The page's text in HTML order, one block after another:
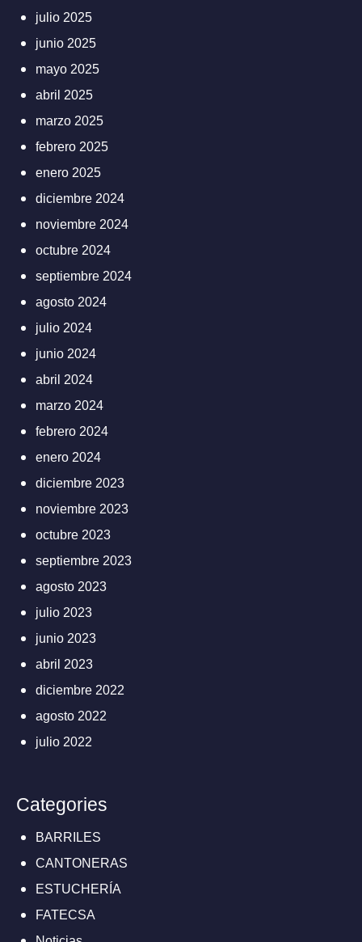
julio 2025
junio 2025
mayo 2025
abril 2025
marzo 2025
febrero 2025
enero 2025
diciembre 2024
noviembre 2024
octubre 2024
septiembre 2024
agosto 2024
julio 2024
junio 2024
abril 2024
marzo 2024
febrero 2024
enero 2024
diciembre 2023
noviembre 2023
octubre 2023
septiembre 2023
agosto 2023
julio 2023
junio 2023
abril 2023
diciembre 2022
agosto 2022
julio 2022
Categories
BARRILES
CANTONERAS
ESTUCHERÍA
FATECSA